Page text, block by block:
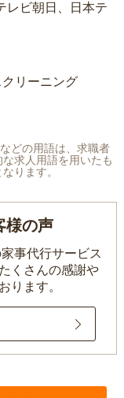
レビ朝日、日本テ
リーニング
どの用語は、求職者
求人用語を用いたも
ります。
様の声
事代行サービス
たくさんの感謝や
ります。